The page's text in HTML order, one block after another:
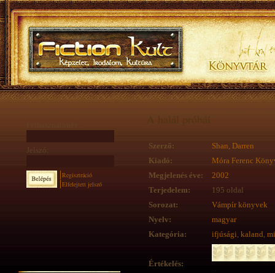
Jelszó:
Regisztráció
Elfelejtett jelszó
A halál próbái
Szerző:
Shan, Darren
Kiadó:
Móra Ferenc
Megjelenés éve:
2002
Terjedelem:
195 oldal
Sorozat:
Vámpír könyvek
Nyelv:
magyar
Kategória:
ifjúsági, kaland,
Értékelés: